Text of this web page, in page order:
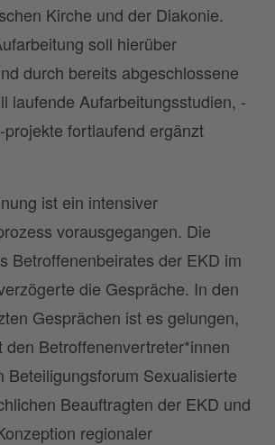
Kirche und der Diakonie.
soll hierüber
durch bereits abgeschlossene
laufende Aufarbeitungsstudien, -
fortlaufend ergänzt
ist ein intensiver
vorausgegangen. Die
Betroffenenbeirates der EKD im
die Gespräche. In den
Gesprächen ist es gelungen,
den Betroffenenvertreter*innen
Beteiligungsforum Sexualisierte
Beauftragten der EKD und
regionaler